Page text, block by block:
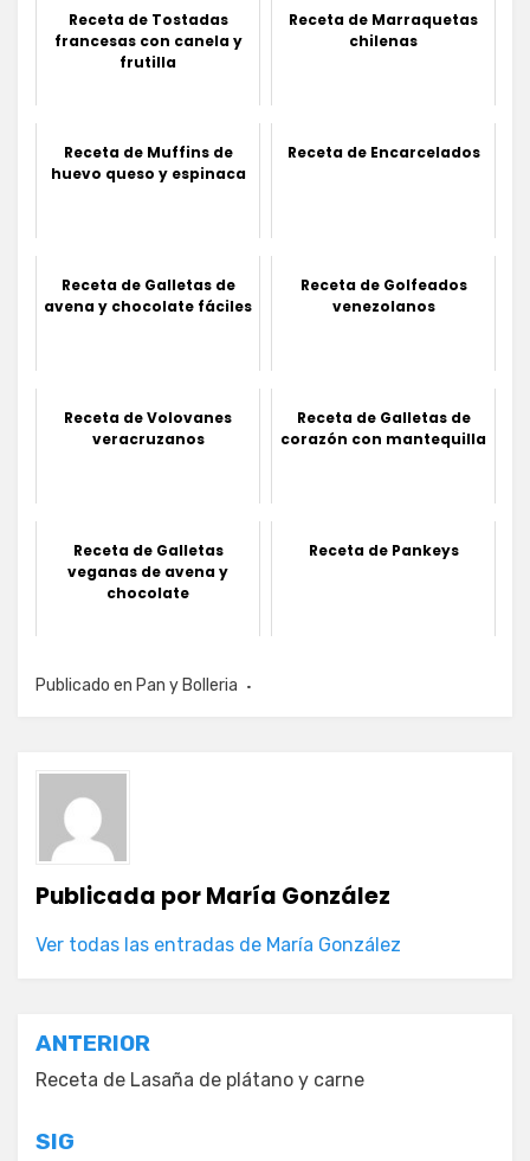
Receta de Tostadas
francesas con canela y
frutilla
Receta de Marraquetas
chilenas
Receta de Muffins de
huevo queso y espinaca
Receta de Encarcelados
Receta de Galletas de
avena y chocolate fáciles
Receta de Golfeados
venezolanos
Receta de Volovanes
veracruzanos
Receta de Galletas de
corazón con mantequilla
Receta de Galletas
veganas de avena y
chocolate
Receta de Pankeys
Publicado en Pan y Bolleria
Publicada porMaría González
Ver todas las entradas de María González
Navegación
de
entradas
ANTERIOR
Receta de Lasaña de plátano y carne
SIG